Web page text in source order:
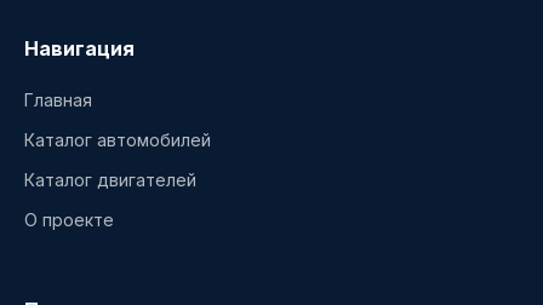
Навигация
Главная
Каталог автомобилей
Каталог двигателей
О проекте